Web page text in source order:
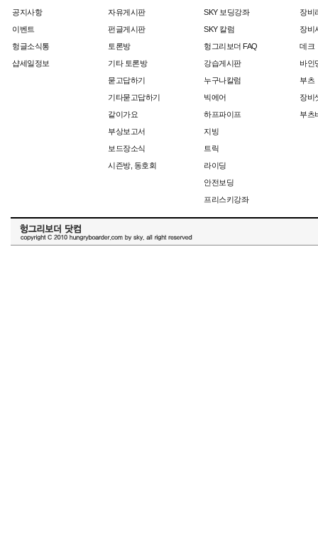
공지사항
이벤트
헝글소식통
샵세일정보
자유게시판
펀글게시판
토론방
기타 토론방
묻고답하기
기타묻고답하기
같이가요
부상보고서
보드장소식
시즌방, 동호회
SKY 보딩강좌
SKY 칼럼
헝그리보더 FAQ
강습게시판
누구나칼럼
빅에어
하프파이프
지빙
트릭
라이딩
안전보딩
프리스키강좌
장비
장비
데크
바인
부츠
장비
부츠